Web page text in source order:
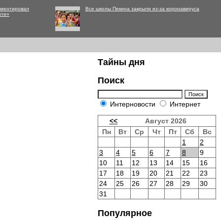
Все школы Пекина закрыли из-за коронавируса
Тайны дня
Поиск
Интерновости Интернет
<<
Август 2026
Пн
Вт Ср Чт Пт Сб
Вс
1
2
3
4 5 6 7 8
9
10
11 12 13 14 15
16
17
18 19 20 21 22
23
24
25 26 27 28 29
30
31
Популярное